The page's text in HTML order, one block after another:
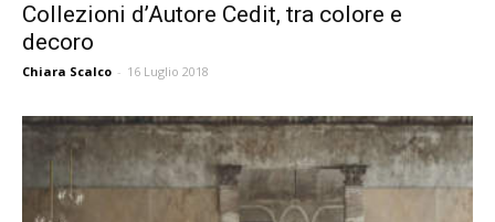
Collezioni d’Autore Cedit, tra colore e
decoro
Chiara Scalco - 16 Luglio 2018